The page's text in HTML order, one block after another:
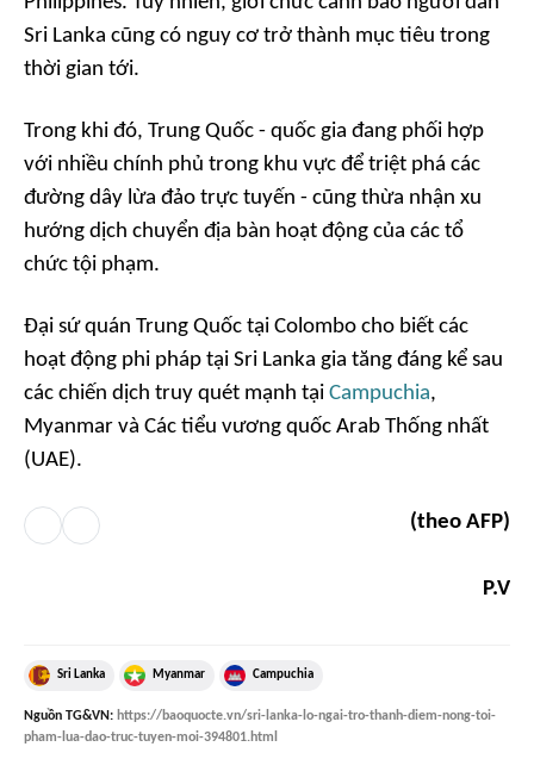
Sri Lanka cũng có nguy cơ trở thành mục tiêu trong
thời gian tới.
Trong khi đó, Trung Quốc - quốc gia đang phối hợp
với nhiều chính phủ trong khu vực để triệt phá các
đường dây lừa đảo trực tuyến - cũng thừa nhận xu
hướng dịch chuyển địa bàn hoạt động của các tổ
chức tội phạm.
Đại sứ quán Trung Quốc tại Colombo cho biết các
hoạt động phi pháp tại Sri Lanka gia tăng đáng kể sau
các chiến dịch truy quét mạnh tại Campuchia,
Myanmar và Các tiểu vương quốc Arab Thống nhất
(UAE).
(theo AFP)
P.V
Sri Lanka Myanmar Campuchia
Nguồn TG&VN: https://baoquocte.vn/sri-lanka-lo-ngai-tro-thanh-diem-nong-toi-
pham-lua-dao-truc-tuyen-moi-394801.html